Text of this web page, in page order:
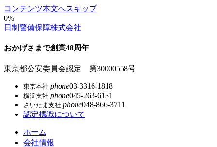
コンテンツ本文へスキップ
0%
日制警備保障株式会社
おかげさまで創業48周年
東京都公安委員会認定 第30000558号
東京本社 phone03-3316-1818
横浜支社 phone045-263-6131
さいたま支社 phone048-866-3711
認定標識について
ホーム
会社情報